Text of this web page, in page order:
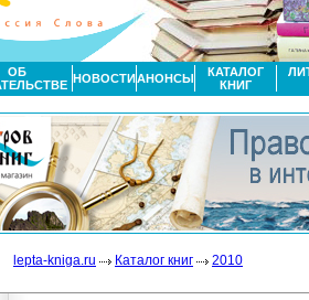
ОБ
НОВОСТИАНОНСЫ
КАТАЛОГ
КНИГ
lepta-kniga.ru Каталог книг 2010